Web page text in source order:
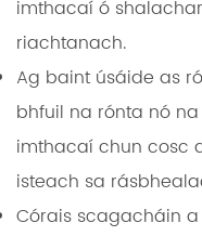
imthacaí ó
riachtanach.
Ag baint úsáide as
bhfuil na rónta nó
imthacaí chun cosc
isteach sa
Córais scagacháin